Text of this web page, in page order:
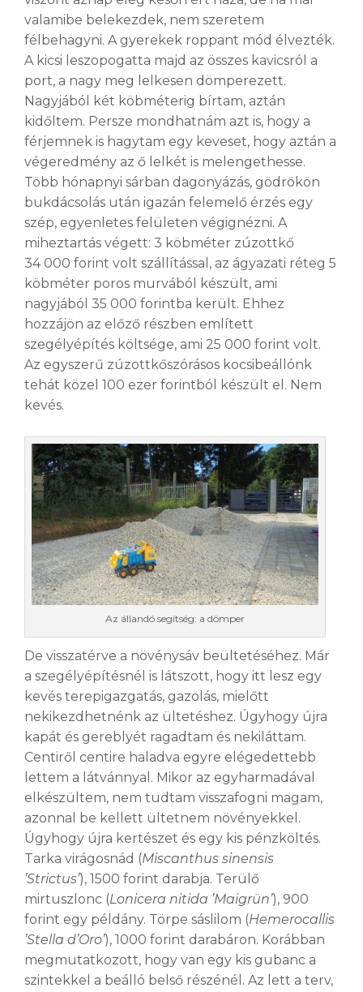
valamibe belekezdek, nem szeretem
félbehagyni. A gyerekek roppant mód élvezték.
A kicsi leszopogatta majd az összes kavicsról a
port, a nagy meg lelkesen dömperezett.
Nagyjából két köbméterig bírtam, aztán
kidőltem. Persze mondhatnám azt is, hogy a
férjemnek is hagytam egy keveset, hogy aztán a
végeredmény az ő lelkét is melengethesse.
Több hónapnyi sárban dagonyázás, gödrökön
bukdácsolás után igazán felemelő érzés egy
szép, egyenletes felületen végignézni. A
miheztartás végett: 3 köbméter zúzottkő
34 000 forint volt szállítással, az ágyazati réteg 5
köbméter poros murvából készült, ami
nagyjából 35 000 forintba került. Ehhez
hozzájön az előző részben említett
szegélyépítés költsége, ami 25 000 forint volt.
Az egyszerű zúzottkőszórásos kocsibeállónk
tehát közel 100 ezer forintból készült el. Nem
kevés.
Az állandó segítség: a dömper
De visszatérve a növénysáv beültetéséhez. Már
a szegélyépítésnél is látszott, hogy itt lesz egy
kevés terepigazgatás, gazolás, mielőtt
nekikezdhetnénk az ültetéshez. Úgyhogy újra
kapát és gereblyét ragadtam és nekiláttam.
Centiről centire haladva egyre elégedettebb
lettem a látvánnyal. Mikor az egyharmadával
elkészültem, nem tudtam visszafogni magam,
azonnal be kellett ültetnem növényekkel.
Úgyhogy újra kertészet és egy kis pénzköltés.
Tarka virágosnád (Miscanthus sinensis
’Strictus’), 1500 forint darabja. Terülő
mirtuszlonc (Lonicera nitida ’Maigrün’), 900
forint egy példány. Törpe sáslilom (Hemerocallis
’Stella d’Oro’), 1000 forint darabáron. Korábban
megmutatkozott, hogy van egy kis gubanc a
szintekkel a beálló belső részénél. Az lett a terv,